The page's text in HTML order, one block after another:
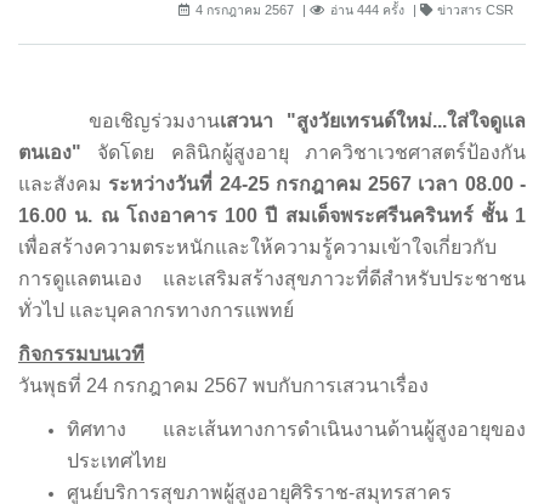
4 กรกฎาคม 2567 อ่าน 444 ครั้ง ข่าวสาร CSR
ขอเชิญร่วมงานเสวนา "สูงวัยเทรนด์ใหม่...ใส่ใจดูแล
ตนเอง" จัดโดย คลินิกผู้สูงอายุ ภาควิชาเวชศาสตร์ป้องกัน
และสังคม ระหว่างวันที่ 24-25 กรกฎาคม 2567 เวลา 08.00 -
16.00 น. ณ โถงอาคาร 100 ปี สมเด็จพระศรีนครินทร์ ชั้น 1
เพื่อสร้างความตระหนักและให้ความรู้ความเข้าใจเกี่ยวกับ
การดูแลตนเอง และเสริมสร้างสุขภาวะที่ดีสำหรับประชาชน
ทั่วไป และบุคลากรทางการแพทย์
กิจกรรมบนเวที
วันพุธที่ 24 กรกฎาคม 2567 พบกับการเสวนาเรื่อง
ทิศทาง และเส้นทางการดำเนินงานด้านผู้สูงอายุของ
ประเทศไทย
ศูนย์บริการสุขภาพผู้สูงอายุศิริราช-สมุทรสาคร